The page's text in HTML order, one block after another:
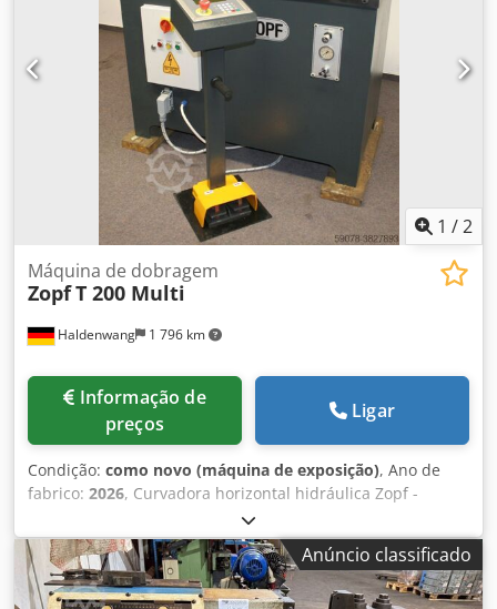
1 /2
Haldenwang 1 796 km
Máquina de dobragem
ZopfT 200 Multi
preços
Ligar
Condição: como novo (máquina de exposição), Ano de
fabrico: 2026, Curvadora horizontal hidráulica Zopf -
Modelo T 200 - Ano de fabrico 2026 - Máquina de
demonstração - Curso 185 mm - Peso 450 kg Capacidade
de curvatura para ferro chato ST 37 até 200x12 mm (com
ferramenta adequada) Inclui batente mecânico de
Anúncio classificado